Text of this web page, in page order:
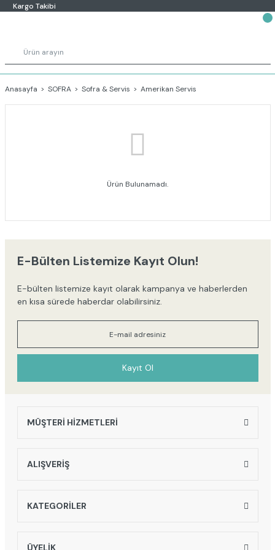
Kargo Takibi
Anasayfa SOFRA Sofra & Servis Amerikan Servis
Ürün Bulunamadı.
E-Bülten Listemize Kayıt Olun!
E-bülten listemize kayıt olarak kampanya ve haberlerden
en kısa sürede haberdar olabilirsiniz.
Kayıt Ol
MÜŞTERİ HİZMETLERİ
ALIŞVERİŞ
KATEGORİLER
ÜYELİK